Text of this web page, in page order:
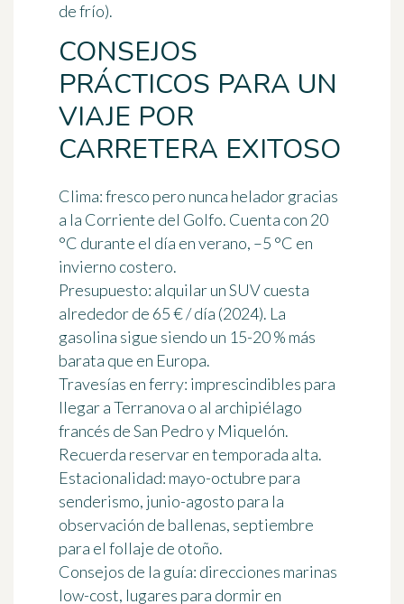
de frío).
CONSEJOS
PRÁCTICOS PARA UN
VIAJE POR
CARRETERA EXITOSO
Clima:fresco pero nunca helador gracias
a la Corriente del Golfo. Cuenta con 20
°C durante el día en verano, –5 °C en
invierno costero.
Presupuesto: alquilar un SUV cuesta
alrededor de 65 € / día (2024). La
gasolina sigue siendo un 15-20 % más
barata que en Europa.
Travesías en ferry: imprescindibles para
llegar a Terranova o al archipiélago
francés de San Pedro y Miquelón.
Recuerda reservar en temporada alta.
Estacionalidad: mayo-octubre para
senderismo, junio-agosto para la
observación de ballenas, septiembre
para el follaje de otoño.
Consejos de la guía: direcciones marinas
low-cost, lugares para dormir en